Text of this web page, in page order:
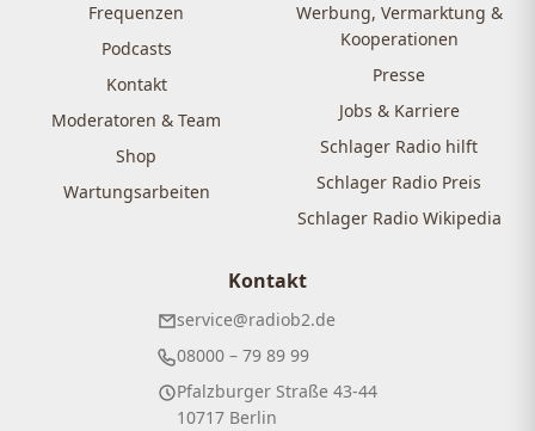
Frequenzen
Podcasts
Kontakt
Moderatoren & Team
Shop
Wartungsarbeiten
Werbung, Vermarktung &
Kooperationen
Presse
Jobs & Karriere
Schlager Radio hilft
Schlager Radio Preis
Schlager Radio Wikipedia
Kontakt
service@radiob2.de
08000 – 79 89 99
Pfalzburger Straße 43-44
10717 Berlin